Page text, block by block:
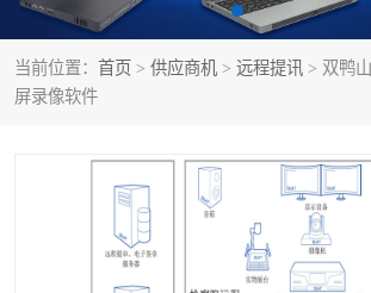
当前位置： 首页 > 供应商机 > 远程提讯 > 双鸭
屏录像软件
远程提讯 语音识别